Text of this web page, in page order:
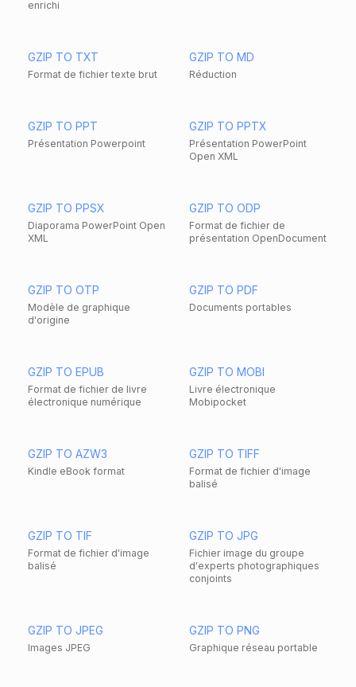
enrichi
GZIP TO TXT
Format de fichier texte brut
GZIP TO MD
Réduction
GZIP TO PPT
Présentation Powerpoint
GZIP TO PPTX
Présentation PowerPoint
Open XML
GZIP TO PPSX
Diaporama PowerPoint Open
XML
GZIP TO ODP
Format de fichier de
présentation OpenDocument
GZIP TO OTP
Modèle de graphique
d'origine
GZIP TO PDF
Documents portables
GZIP TO EPUB
Format de fichier de livre
électronique numérique
GZIP TO MOBI
Livre électronique
Mobipocket
GZIP TO AZW3
Kindle eBook format
GZIP TO TIFF
Format de fichier d'image
balisé
GZIP TO TIF
Format de fichier d'image
balisé
GZIP TO JPG
Fichier image du groupe
d'experts photographiques
conjoints
GZIP TO JPEG
Images JPEG
GZIP TO PNG
Graphique réseau portable